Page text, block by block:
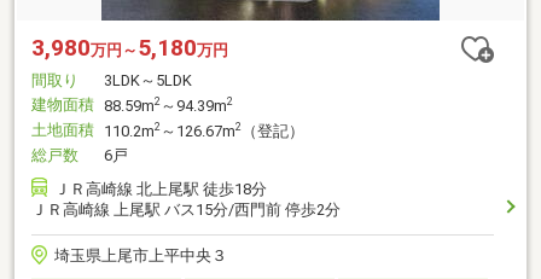
3,980万円～ 5,180万円
間取り
3LDK～5LDK
建物面積 88.59m2 ～94.39m2
土地面積 110.2m2 ～126.67m2
（登記）
総戸数
6戸
ＪＲ高崎線 北上尾駅 徒歩18分
ＪＲ高崎線 上尾駅 バス15分/西門前 停歩2分
埼玉県上尾市上平中央３